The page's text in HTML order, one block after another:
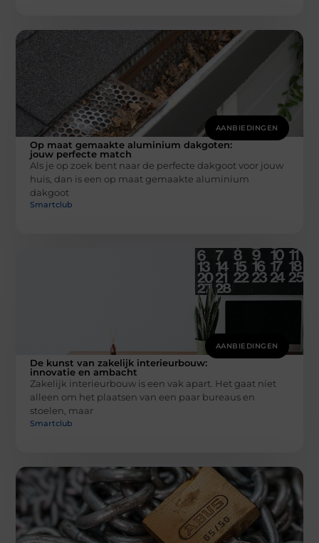
AANBIEDINGEN
Op maat gemaakte aluminium dakgoten:
jouw perfecte match
Als je op zoek bent naar de perfecte dakgoot voor jouw
huis, dan is een op maat gemaakte aluminium
dakgoot
Smartclub
AANBIEDINGEN
De kunst van zakelijk interieurbouw:
innovatie en ambacht
Zakelijk interieurbouw is een vak apart. Het gaat niet
alleen om het plaatsen van een paar bureaus en
stoelen, maar
Smartclub